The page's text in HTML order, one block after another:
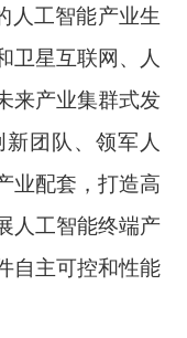
人工智能产业生
卫星互联网、人
来产业集群式发
团队、领军人
业配套，打造高
人工智能终端产
自主可控和性能